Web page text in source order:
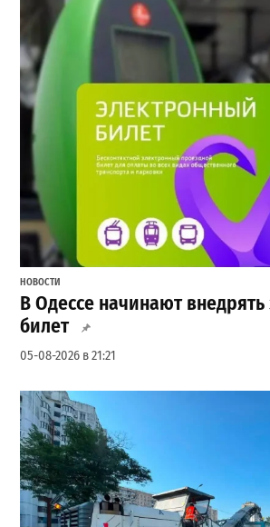
НОВОСТИ
В Одессе начинают
билет
05-08-2026 в 21:21